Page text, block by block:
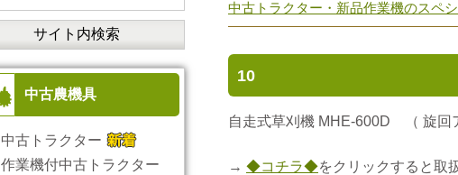
中古農機具
中古トラクター
作業機付中古トラクター
中古トラクター・新品作業機のスペ
10
自走式草刈機 MHE-600D （ 旋
→ ◆コチラ◆をクリックすると取